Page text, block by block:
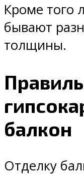
Кроме того
бывают
толщины.
балкон
Отделку